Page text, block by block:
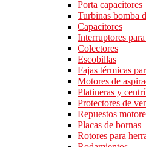
Porta capacitores
Turbinas bomba
Capacitores
Interruptores
Colectores
Escobillas
Fajas térmicas
Motores de
Platineras y
Protectores de
Repuestos
Placas de bornas
Rotores para